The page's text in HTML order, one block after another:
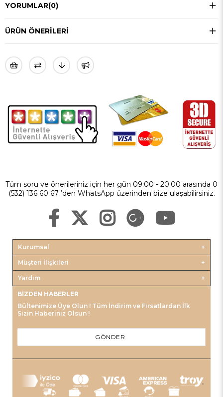
YORUMLAR(0)
ÜRÜN ÖNERILERI
Tüm soru ve önerileriniz için her gün 09:00 - 20:00 arasında 0
(532) 136 60 67 ’den WhatsApp üzerinden bize ulaşabilirsiniz.
Kurumsal
Müşteri İlişkileri
Yardım
BIZDEN HABERLER
Bültenimize Üye Olun ! Tüm İndirim ve Fırsatlardan İlk
Sizin Haberiniz Olsun !
GÖNDER